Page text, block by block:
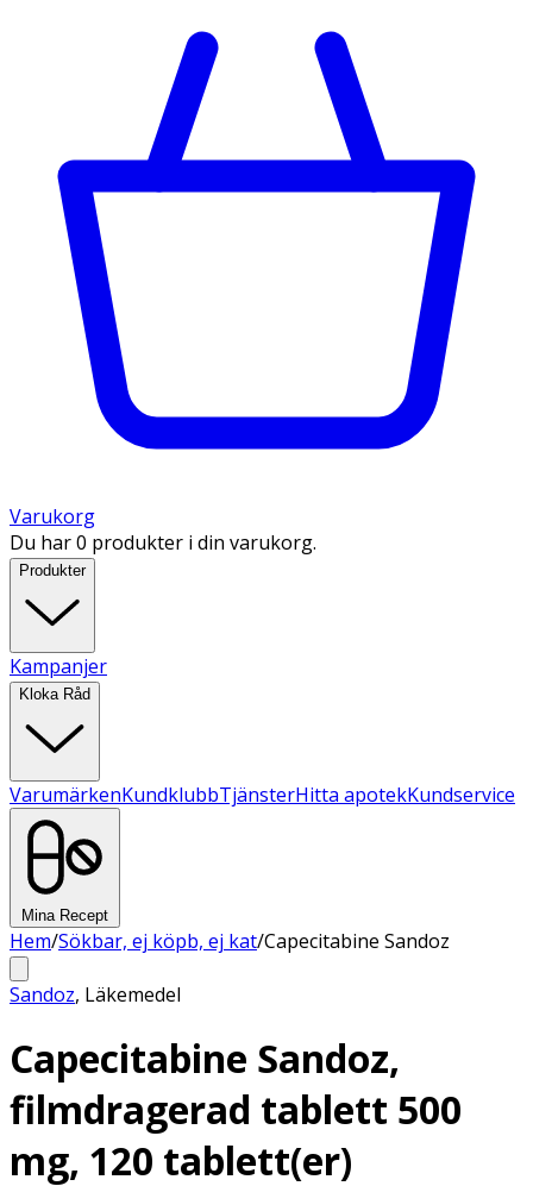
Varukorg
Du har 0 produkter i din varukorg.
Produkter
Kampanjer
Kloka Råd
VarumärkenKundklubbTjänsterHitta apotekKundservice
Mina Recept
Hem/Sökbar, ej köpb, ej kat/Capecitabine Sandoz
Sandoz, Läkemedel
Capecitabine Sandoz,
filmdragerad tablett 500
mg, 120 tablett(er)